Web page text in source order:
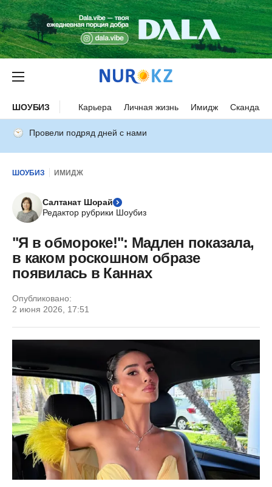
ШОУБИЗ Карьера Личная жизнь Имидж Скандалы
Провели подряд дней с нами
ШОУБИЗ ИМИДЖ
Салтанат Шорай
Редактор рубрики Шоубиз
"Я в обмороке!": Мадлен показала,
в каком роскошном образе
появилась в Каннах
Опубликовано:
2 июня 2026, 17:51